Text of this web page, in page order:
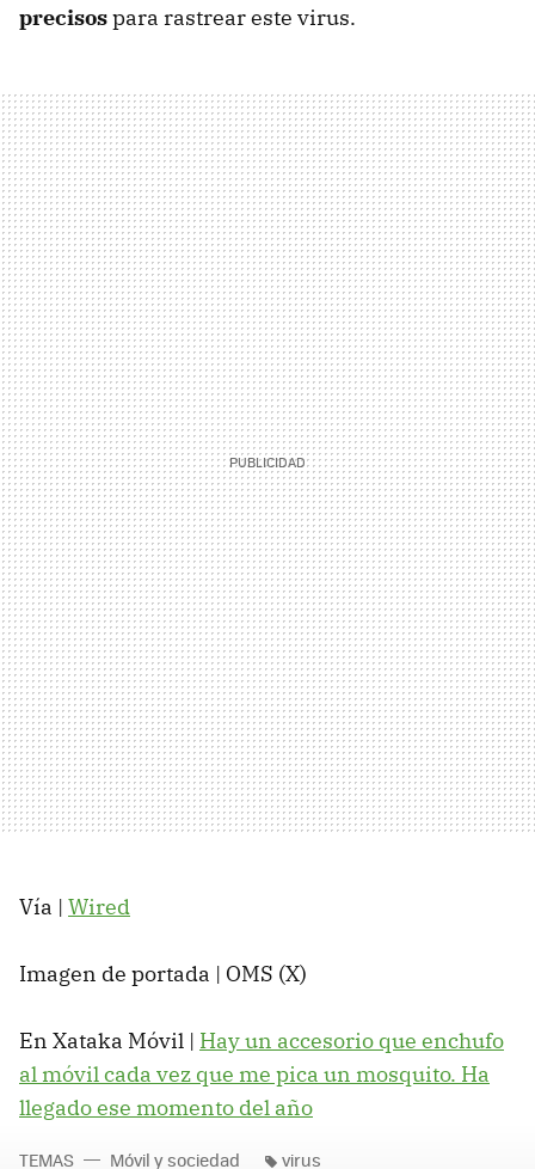
precisospara rastrear este virus.
Vía | Wired
Imagen de portada | OMS (X)
En Xataka Móvil | Hay un accesorio que enchufo
al móvil cada vez que me pica un mosquito. Ha
llegado ese momento del año
TEMAS Móvil y sociedad virus